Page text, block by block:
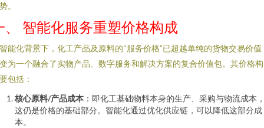
。
、 智能化服务重塑价格构成
能化背景下，化工产品及原料的“服务价格”已超越单纯的货物交易价值
为一个融合了实物产品、数字服务和解决方案的复合价值包。其价格
包括：
核心原料/产品成本 ：即化工基础物料本身的生产、采购与物流成本
这仍是价格的基础部分。智能化通过优化供应链，可以降低这部分成
本。